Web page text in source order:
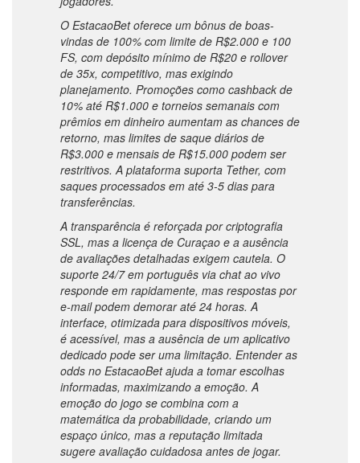
O EstacaoBet oferece um bônus de boas-
vindas de 100% com limite de R$2.000 e 100
FS, com depósito mínimo de R$20 e rollover
de 35x, competitivo, mas exigindo
planejamento. Promoções como cashback de
10% até R$1.000 e torneios semanais com
prêmios em dinheiro aumentam as chances de
retorno, mas limites de saque diários de
R$3.000 e mensais de R$15.000 podem ser
restritivos. A plataforma suporta Tether, com
saques processados em até 3-5 dias para
transferências.
A transparência é reforçada por criptografia
SSL, mas a licença de Curaçao e a ausência
de avaliações detalhadas exigem cautela. O
suporte 24/7 em português via chat ao vivo
responde em rapidamente, mas respostas por
e-mail podem demorar até 24 horas. A
interface, otimizada para dispositivos móveis,
é acessível, mas a ausência de um aplicativo
dedicado pode ser uma limitação. Entender as
odds no EstacaoBet ajuda a tomar escolhas
informadas, maximizando a emoção. A
emoção do jogo se combina com a
matemática da probabilidade, criando um
espaço único, mas a reputação limitada
sugere avaliação cuidadosa antes de jogar.